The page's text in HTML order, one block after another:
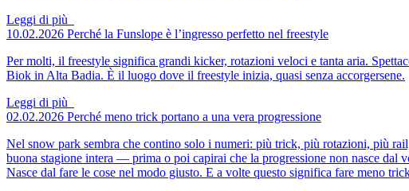
Leggi di più
10.02.2026 Perché la Funslope è l’ingresso perfetto nel freestyle
Per molti, il freestyle significa grandi kicker, rotazioni veloci e tanta aria.
Biok in Alta Badia. È il luogo dove il freestyle inizia, quasi senza accorgersene.
Leggi di più
02.02.2026 Perché meno trick portano a una vera progressione
Nel snow park sembra che contino solo i numeri: più trick, più rotazioni, più
buona stagione intera — prima o poi capirai che la progressione non nasce dal
Nasce dal fare le cose nel modo giusto. E a volte questo significa fare meno